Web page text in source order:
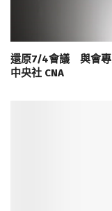
還原7/4會議 與會專
中央社 CNA